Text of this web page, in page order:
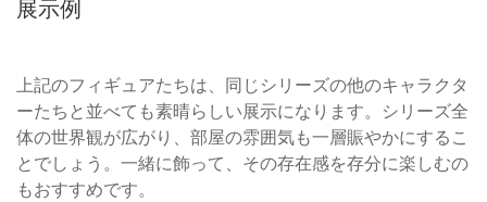
展示例
上記のフィギュアたちは、同じシリーズの他のキャラクタ
ーたちと並べても素晴らしい展示になります。シリーズ全
体の世界観が広がり、部屋の雰囲気も一層賑やかにするこ
とでしょう。一緒に飾って、その存在感を存分に楽しむの
もおすすめです。